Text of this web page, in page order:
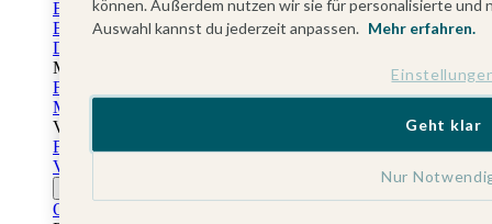
Einschulungskarten
Einladungskarten Einschulung
Danksagung Einschulung
Muttertag
Fotogeschenke Muttertag
Muttertagskarten
Vatertag
Fotogeschenke Vatertag
Vatertagskarten
Osterkarten
können. Außerdem nutzen wir sie für personalisierte
Auswahl kannst du jederzeit anpassen. Mehr erfahren.
Nur
Geht klar